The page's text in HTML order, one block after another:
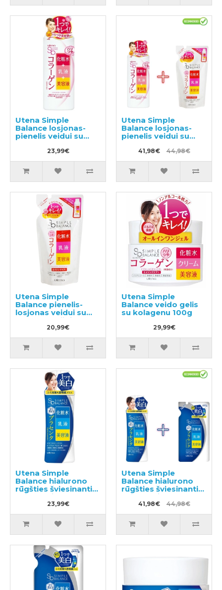
Utena Simple
Balance losjonas-
pienelis veidui su
23,99€
Utena Simple
Balance losjonas-
pienelis veidui su
užpildu 200ml
41,98€ 44,98€
Utena Simple
Balance pienelis-
losjonas veidui su
kolageno užpildu
20,99€
Utena Simple
Balance veido gelis
su kolagenu 100g
29,99€
Utena Simple
Balance hialurono
rūgšties šviesinantis
veido losjonas 220ml
23,99€
Utena Simple
Balance hialurono
rūgšties šviesinantis
veido losjonas 220ml
+ užpildas 200ml
41,98€ 44,98€